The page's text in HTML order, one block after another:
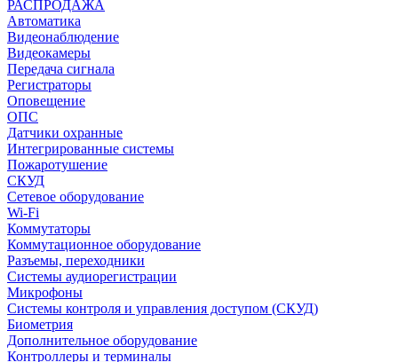
РАСПРОДАЖА
Автоматика
Видеонаблюдение
Видеокамеры
Передача сигнала
Регистраторы
Оповещение
ОПС
Датчики охранные
Интегрированные системы
Пожаротушение
СКУД
Сетевое оборудование
Wi-Fi
Коммутаторы
Коммутационное оборудование
Разъемы, переходники
Системы аудиорегистрации
Микрофоны
Системы контроля и управления доступом (СКУД)
Биометрия
Дополнительное оборудование
Контроллеры и терминалы